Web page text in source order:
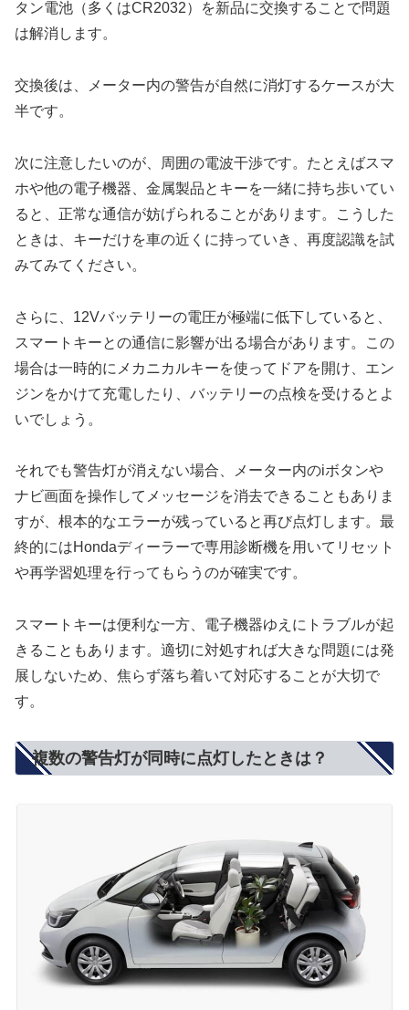
タン電池（多くはCR2032）を新品に交換することで問題
は解消します。
交換後は、メーター内の警告が自然に消灯するケースが大
半です。
次に注意したいのが、周囲の電波干渉です。たとえばスマ
ホや他の電子機器、金属製品とキーを一緒に持ち歩いてい
ると、正常な通信が妨げられることがあります。こうした
ときは、キーだけを車の近くに持っていき、再度認識を試
みてみてください。
さらに、12Vバッテリーの電圧が極端に低下していると、
スマートキーとの通信に影響が出る場合があります。この
場合は一時的にメカニカルキーを使ってドアを開け、エン
ジンをかけて充電したり、バッテリーの点検を受けるとよ
いでしょう。
それでも警告灯が消えない場合、メーター内のiボタンや
ナビ画面を操作してメッセージを消去できることもありま
すが、根本的なエラーが残っていると再び点灯します。最
終的にはHondaディーラーで専用診断機を用いてリセット
や再学習処理を行ってもらうのが確実です。
スマートキーは便利な一方、電子機器ゆえにトラブルが起
きることもあります。適切に対処すれば大きな問題には発
展しないため、焦らず落ち着いて対応することが大切で
す。
複数の警告灯が同時に点灯したときは？